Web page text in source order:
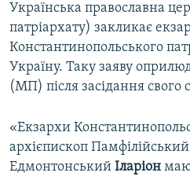
Українська православна
патріархату) закликає
Константинопольського
Україну. Таку заяву
(МП) після засідання свого
«Екзархи
архієпископ Памфілійський
Едмонтонський Іларіон